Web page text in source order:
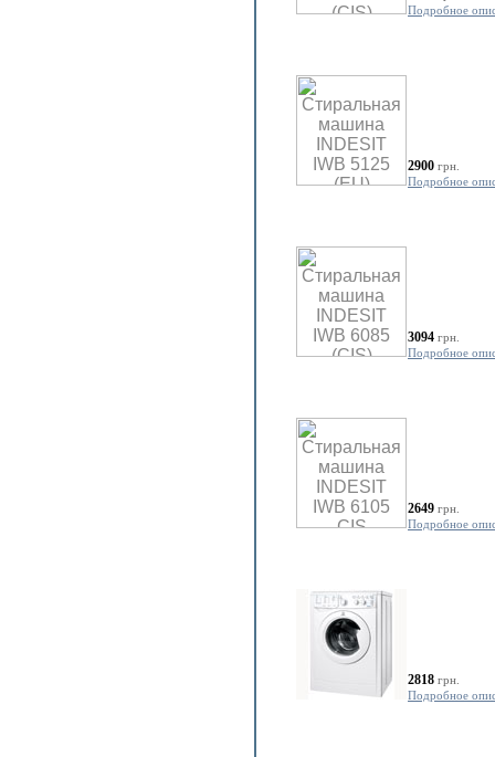
Подробное
2900 грн.
Подробное
3094 грн.
Подробное
2649 грн.
Подробное
2818 грн.
Подробное